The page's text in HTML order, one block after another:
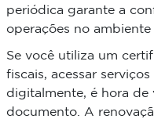
periódica garante a
operações no ambiente
Se você utiliza um
fiscais, acessar
digitalmente, é hora de
documento. A